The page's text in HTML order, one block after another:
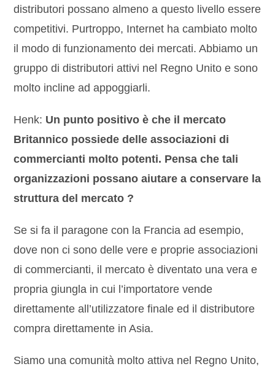
distributori possano almeno a questo livello essere
competitivi. Purtroppo, Internet ha cambiato molto
il modo di funzionamento dei mercati. Abbiamo un
gruppo di distributori attivi nel Regno Unito e sono
molto incline ad appoggiarli.
Henk: Un punto positivo è che il mercato
Britannico possiede delle associazioni di
commercianti molto potenti. Pensa che tali
organizzazioni possano aiutare a conservare la
struttura del mercato ?
Se si fa il paragone con la Francia ad esempio,
dove non ci sono delle vere e proprie associazioni
di commercianti, il mercato è diventato una vera e
propria giungla in cui l’importatore vende
direttamente all’utilizzatore finale ed il distributore
compra direttamente in Asia.
Siamo una comunità molto attiva nel Regno Unito,